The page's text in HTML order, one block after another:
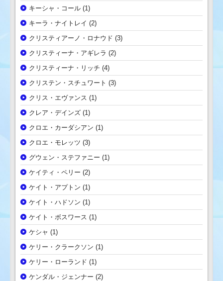
キーシャ・コール (1)
キーラ・ナイトレイ (2)
クリスティアーノ・ロナウド (3)
クリスティーナ・アギレラ (2)
クリスティーナ・リッチ (4)
クリステン・スチュワート (3)
クリス・エヴァンス (1)
クレア・デインズ (1)
クロエ・カーダシアン (1)
クロエ・モレッツ (3)
グウェン・ステファニー (1)
ケイティ・ペリー (2)
ケイト・アプトン (1)
ケイト・ハドソン (1)
ケイト・ボスワース (1)
ケシャ (1)
ケリー・クラークソン (1)
ケリー・ローランド (1)
ケンダル・ジェンナー (2)